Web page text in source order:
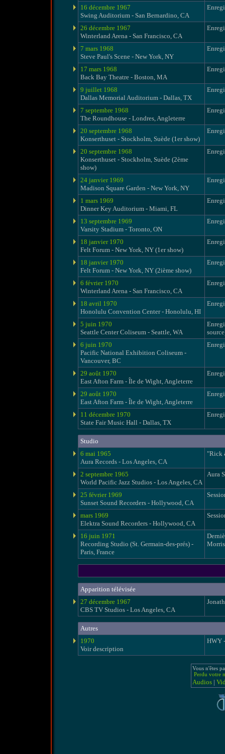
16 décembre 1967
Swing Auditorium - San Bernardino, CA
26 décembre 1967
Winterland Arena - San Francisco, CA
7 mars 1968
Steve Paul's Scene - New York, NY
17 mars 1968
Back Bay Theatre - Boston, MA
9 juillet 1968
Dallas Memorial Auditorium - Dallas, TX
7 septembre 1968
The Roundhouse - Londres, Angleterre
20 septembre 1968
Konserthuset - Stockholm, Suède (1er show)
20 septembre 1968
Konserthuset - Stockholm, Suède (2ème
show)
24 janvier 1969
Madison Square Garden - New York, NY
1 mars 1969
Dinner Key Auditorium - Miami, FL
13 septembre 1969
Varsity Stadium - Toronto, ON
18 janvier 1970
Felt Forum - New York, NY (1er show)
18 janvier 1970
Felt Forum - New York, NY (2ième show)
6 février 1970
Winterland Arena - San Francisco, CA
18 avril 1970
Honolulu Convention Center - Honolulu, HI
5 juin 1970
Seattle Center Coliseum - Seattle, WA
6 juin 1970
Pacific National Exhibition Coliseum -
Vancouver, BC
29 août 1970
East Afton Farm - Île de Wight, Angleterre
29 août 1970
East Afton Farm - Île de Wight, Angleterre
11 décembre 1970
State Fair Music Hall - Dallas, TX
Studio
6 mai 1965
Aura Records - Los Angeles, CA
"Rick
2 septembre 1965
World Pacific Jazz Studios - Los Angeles, CA
Aura
25 février 1969
Sunset Sound Recorders - Hollywood, CA
mars 1969
Elektra Sound Recorders - Hollywood, CA
16 juin 1971
Recording Studio (St. Germain-des-prés) -
Paris, France
Apparition télévisée
27 décembre 1967
CBS TV Studios - Los Angeles, CA
Autres
1970
Voir description
HWY
Vous n'êtes
Perdu votre
Audios|